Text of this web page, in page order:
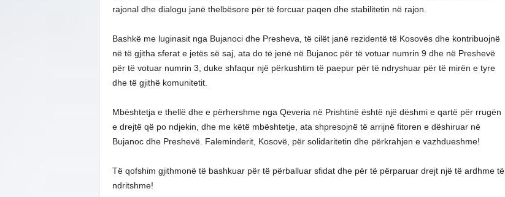
rajonal dhe dialogu janë thelbësore për të forcuar paqen dhe stabilitetin në rajon.
Bashkë me luginasit nga Bujanoci dhe Presheva, të cilët janë rezidentë të Kosovës dhe kontribuojnë
në të gjitha sferat e jetës së saj, ata do të jenë në Bujanoc për të votuar numrin 9 dhe në Preshevë
për të votuar numrin 3, duke shfaqur një përkushtim të paepur për të ndryshuar për të mirën e tyre
dhe të gjithë komunitetit.
Mbështetja e thellë dhe e përhershme nga Qeveria në Prishtinë është një dëshmi e qartë për rrugën
e drejtë që po ndjekin, dhe me këtë mbështetje, ata shpresojnë të arrijnë fitoren e dëshiruar në
Bujanoc dhe Preshevë. Faleminderit, Kosovë, për solidaritetin dhe përkrahjen e vazhdueshme!
Të qofshim gjithmonë të bashkuar për të përballuar sfidat dhe për të përparuar drejt një të ardhme të
ndritshme!